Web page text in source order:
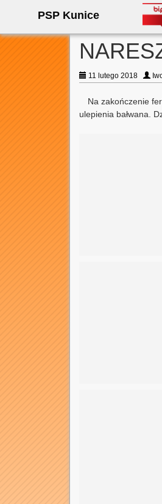
PSP Kunice
11 lutego 2018
Na zakończenie
ulepienia bałwana.